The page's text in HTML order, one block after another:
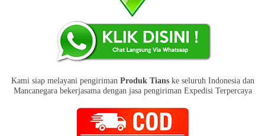
Kami siap melayani pengiriman Produk Tianske seluruh Indonesia dan
Mancanegara bekerjasama dengan jasa pengiriman Expedisi Terpercaya